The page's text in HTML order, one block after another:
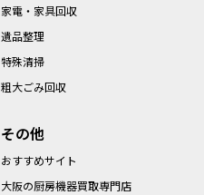
家電・家具回収
遺品整理
特殊清掃
粗大ごみ回収
その他
おすすめサイト
大阪の厨房機器買取専門店